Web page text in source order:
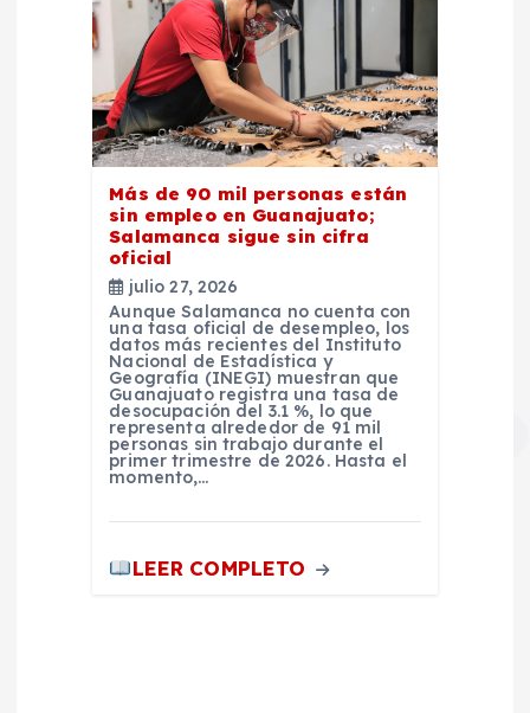
Más de 90 mil personas están
sin empleo en Guanajuato;
Salamanca sigue sin cifra
oficial
julio 27, 2026
Aunque Salamanca no cuenta con
una tasa oficial de desempleo, los
datos más recientes del Instituto
Nacional de Estadística y
Geografía (INEGI) muestran que
Guanajuato registra una tasa de
desocupación del 3.1 %, lo que
representa alrededor de 91 mil
personas sin trabajo durante el
primer trimestre de 2026. Hasta el
momento,…
LEER COMPLETO